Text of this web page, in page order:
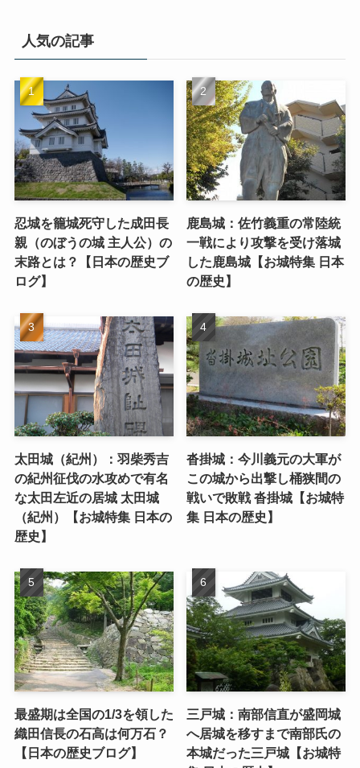
人気の記事
忍城を籠城死守した成田長
親（のぼうの城 主人公）の
末路とは？【日本の歴史ブ
ログ】
鹿島城：佐竹義重の常陸統
一戦により攻撃を受け落城
した鹿島城【お城特集 日本
の歴史】
太田城（紀州）：羽柴秀吉
の紀州征伐の水攻めで有名
な太田左近の居城 太田城
（紀州）【お城特集 日本の
歴史】
沓掛城：今川義元の大軍が
この城から出撃し桶狭間の
戦いで敗戦 沓掛城【お城特
集 日本の歴史】
最盛期は全国の1/3を領した
織田信長の石高は何万石？
【日本の歴史ブログ】
三戸城：南部信直が盛岡城
へ居城を移すまで南部氏の
本城だった三戸城【お城特